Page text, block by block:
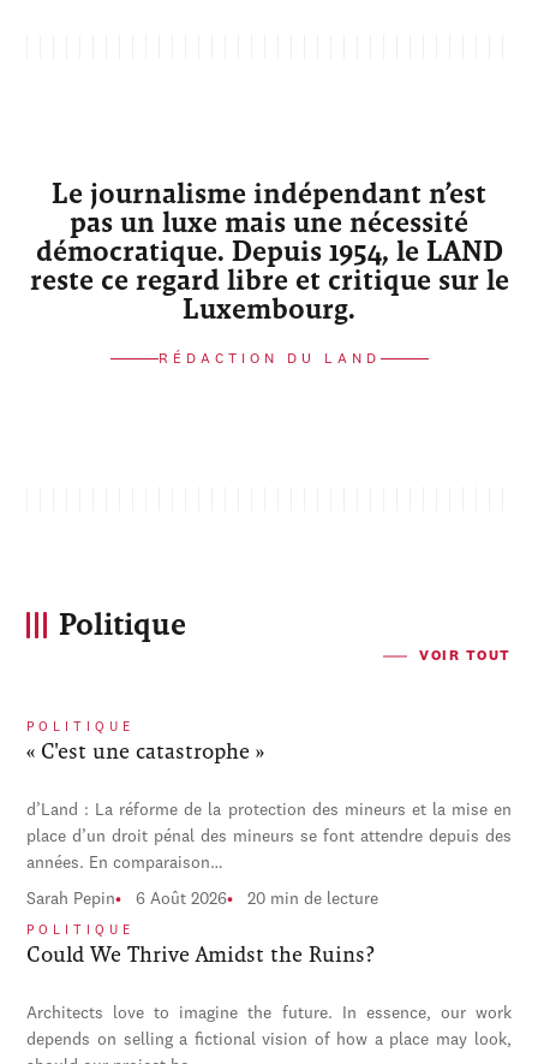
Le journalisme indépendant n’est
pas un luxe mais une nécessité
démocratique. Depuis 1954, le LAND
reste ce regard libre et critique sur le
Luxembourg.
RÉDACTION DU LAND
Politique
VOIR TOUT
POLITIQUE
« C'est une catastrophe »
d’Land : La réforme de la protection des mineurs et la mise en
place d’un droit pénal des mineurs se font attendre depuis des
années. En comparaison…
Sarah Pepin 6 Août 2026 20 min de lecture
POLITIQUE
Could We Thrive Amidst the Ruins?
Architects love to imagine the future. In essence, our work
depends on selling a fictional vision of how a place may look,